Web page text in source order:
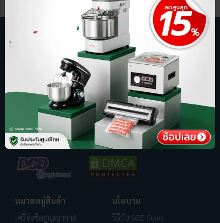
บริษัท สปริงกรีน อีโวลูชั่น จำกัด
ร้านออนไลน์ ที่รู้จักในชื่อ sgethai.com
ผู้นำเข้าและจัดจำหน่ายเครื่องซีลสูญญากาศ
เตาอบเบเกอรี่ ตู้อบลมร้อน เครื่องบดหมู
การันตีด้วยยอดขาย อันดับ 1
หมวดหมู่สินค้า
เครื่องซีลสูญญากาศ
นโยบาย
วิธีรับ SGE Coins